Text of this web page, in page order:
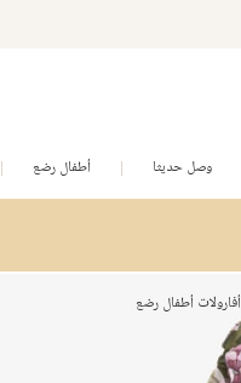
وصل حديثا أطفال رضع
أفارولات أطفال رضع